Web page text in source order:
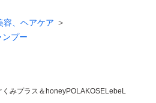
容、ヘアケア
ンプー
くみプラス ＆honeyPOLAKOSELebeL